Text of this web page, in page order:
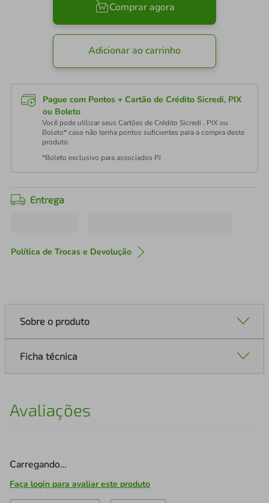
Comprar agora
Adicionar ao carrinho
Pague com Pontos + Cartão de Crédito Sicredi, PIX
ou Boleto
Você pode utilizar seus Cartões de Crédito Sicredi , PIX ou
Boleto* caso não tenha pontos suficientes para a compra deste
produto.
*Boleto exclusivo para associados PJ
Entrega
Política de Trocas e Devolução
Sobre o produto
Ficha técnica
Avaliações
Carregando…
Faça login para avaliar este produto